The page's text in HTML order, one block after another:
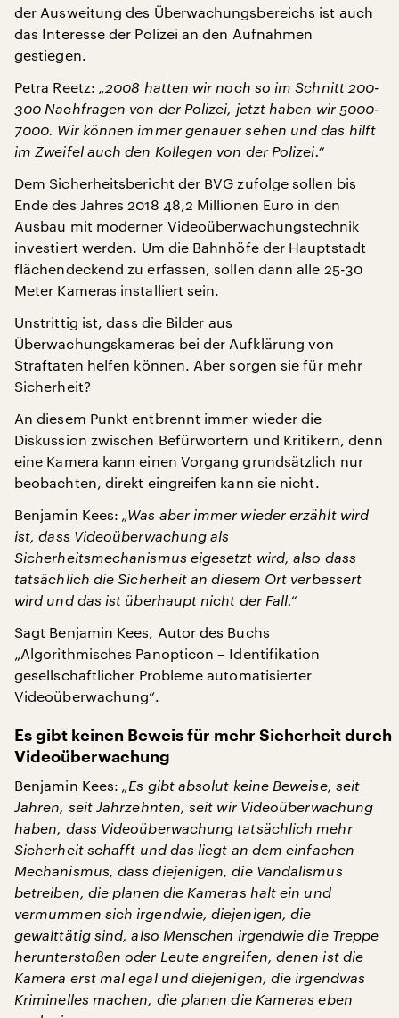
der Ausweitung des Überwachungsbereichs ist auch
das Interesse der Polizei an den Aufnahmen
gestiegen.
Petra Reetz: „2008 hatten wir noch so im Schnitt 200-
300 Nachfragen von der Polizei, jetzt haben wir 5000-
7000. Wir können immer genauer sehen und das hilft
im Zweifel auch den Kollegen von der Polizei.“
Dem Sicherheitsbericht der BVG zufolge sollen bis
Ende des Jahres 2018 48,2 Millionen Euro in den
Ausbau mit moderner Videoüberwachungstechnik
investiert werden. Um die Bahnhöfe der Hauptstadt
flächendeckend zu erfassen, sollen dann alle 25-30
Meter Kameras installiert sein.
Unstrittig ist, dass die Bilder aus
Überwachungskameras bei der Aufklärung von
Straftaten helfen können. Aber sorgen sie für mehr
Sicherheit?
An diesem Punkt entbrennt immer wieder die
Diskussion zwischen Befürwortern und Kritikern, denn
eine Kamera kann einen Vorgang grundsätzlich nur
beobachten, direkt eingreifen kann sie nicht.
Benjamin Kees: „Was aber immer wieder erzählt wird
ist, dass Videoüberwachung als
Sicherheitsmechanismus eigesetzt wird, also dass
tatsächlich die Sicherheit an diesem Ort verbessert
wird und das ist überhaupt nicht der Fall.“
Sagt Benjamin Kees, Autor des Buchs
„Algorithmisches Panopticon – Identifikation
gesellschaftlicher Probleme automatisierter
Videoüberwachung“.
Es gibt keinen Beweis für mehr Sicherheit durch
Videoüberwachung
Benjamin Kees: „Es gibt absolut keine Beweise, seit
Jahren, seit Jahrzehnten, seit wir Videoüberwachung
haben, dass Videoüberwachung tatsächlich mehr
Sicherheit schafft und das liegt an dem einfachen
Mechanismus, dass diejenigen, die Vandalismus
betreiben, die planen die Kameras halt ein und
vermummen sich irgendwie, diejenigen, die
gewalttätig sind, also Menschen irgendwie die Treppe
herunterstoßen oder Leute angreifen, denen ist die
Kamera erst mal egal und diejenigen, die irgendwas
Kriminelles machen, die planen die Kameras eben